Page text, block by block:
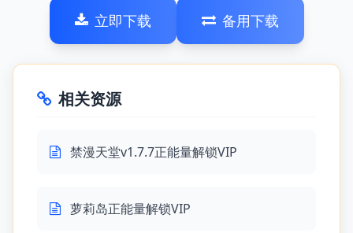
立即下载 备用下载
相关资源
禁漫天堂v1.7.7正能量解锁VIP
萝莉岛正能量解锁VIP